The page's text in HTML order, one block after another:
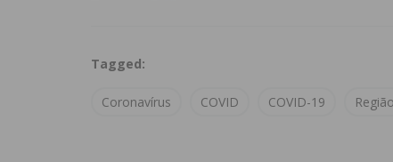
Tagged:
Coronavírus COVID COVID-19 Região